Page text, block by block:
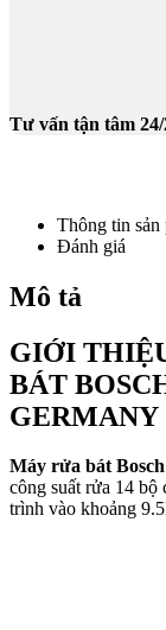
Tư vấn tận tâm 24/
Thông tin sản
Đánh giá
Mô tả
GIỚI
BÁT
GERMANY
Máy rửa bát
công suất rửa 14 bộ
trình vào khoảng